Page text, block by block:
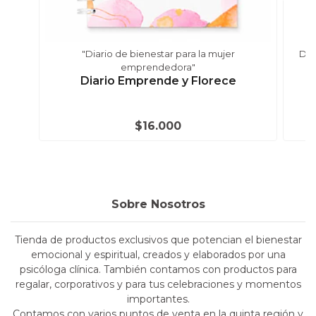
"Diario de bienestar para la mujer
emprendedora"
Diario Emprende y Florece
$16.000
Sobre Nosotros
Tienda de productos exclusivos que potencian el bienestar
emocional y espiritual, creados y elaborados por una
psicóloga clínica. También contamos con productos para
regalar, corporativos y para tus celebraciones y momentos
importantes.